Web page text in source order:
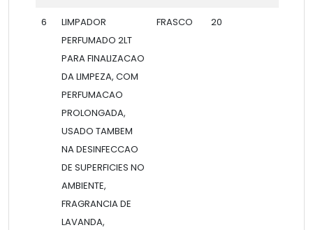
6
LIMPADOR
PERFUMADO 2LT
PARA FINALIZACAO
DA LIMPEZA, COM
PERFUMACAO
PROLONGADA,
USADO TAMBEM
NA DESINFECCAO
DE SUPERFICIES NO
AMBIENTE,
FRAGRANCIA DE
LAVANDA,
FRASCO 20